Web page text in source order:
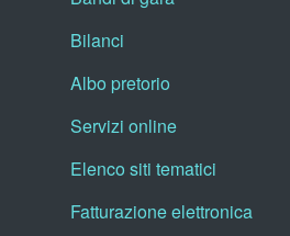
Bilanci
Albo pretorio
Servizi online
Elenco siti tematici
Fatturazione elettronica